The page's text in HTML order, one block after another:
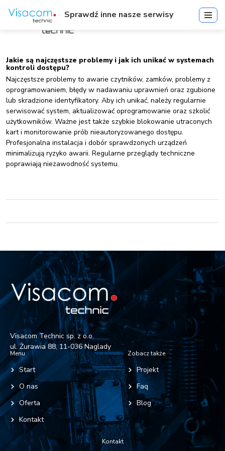
Jakie są najczęstsze problemy i jak ich unikać w systemach
kontroli dostępu?
Najczęstsze problemy to awarie czytników, zamków, problemy z
oprogramowaniem, błędy w nadawaniu uprawnień oraz zgubione
lub skradzione identyfikatory. Aby ich unikać, należy regularnie
serwisować system, aktualizować oprogramowanie oraz szkolić
użytkowników. Ważne jest także szybkie blokowanie utraconych
kart i monitorowanie prób nieautoryzowanego dostępu.
Profesjonalna instalacja i dobór sprawdzonych urządzeń
minimalizują ryzyko awarii. Regularne przeglądy techniczne
poprawiają niezawodność systemu.
Visacom Technic sp. z o.o.
ul. Żurawia 88, 11-036 Naglady
Menu
Start
O nas
Oferta
Kontakt
Zobacz także
Projekt
Faq
Blog
Kontakt
Sprawdź inne nasze serwisy